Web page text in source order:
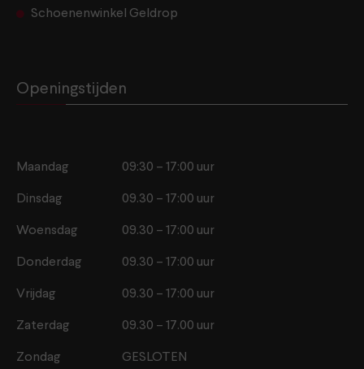
Schoenenwinkel Geldrop
Openingstijden
Maandag 09:30 – 17:00 uur
Dinsdag 09.30 – 17:00 uur
Woensdag 09.30 – 17:00 uur
Donderdag 09.30 – 17:00 uur
Vrijdag 09.30 – 17:00 uur
Zaterdag 09.30 – 17.00 uur
Zondag GESLOTEN